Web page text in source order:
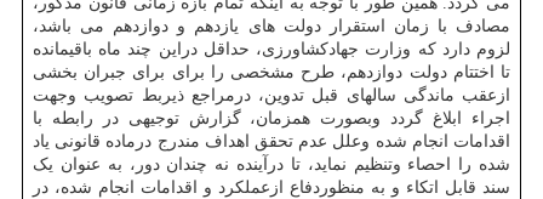
مصادف با زمان استقرار دولت های یازدهم و دوازدهم می باشد،
لزوم دارد که وزارت جهادکشاورزی، حداقل دراین چند ماه باقیمانده
تا اختتام دولت دوازدهم، طرح مشخصی را برای برای جبران بخشی
ازعقب ماندگی سالهای قبل تدوین، درمراجع ذیربط تصویب وجهت
اجراء ابلاغ گردد وبصورت همزمان، گزارش توجیهی در رابطه با
اقدامات انجام شده وعلل عدم تحقق اهداف مندرج درماده قانونی یاد
شده را احصاء وتنظیم نماید، تا درآینده نه چندان دور، به عنوان یک
سند قابل اتکاء و به منظوردفاع ازعملکرد و اقدامات انجام شده، در